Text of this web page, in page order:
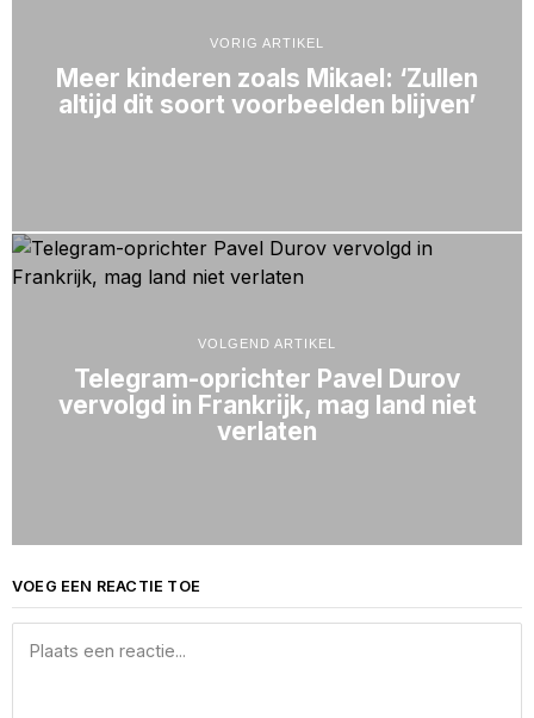
VORIG ARTIKEL
Meer kinderen zoals Mikael: ‘Zullen
altijd dit soort voorbeelden blijven’
VOLGEND ARTIKEL
Telegram-oprichter Pavel Durov
vervolgd in Frankrijk, mag land niet
verlaten
VOEG EEN REACTIE TOE